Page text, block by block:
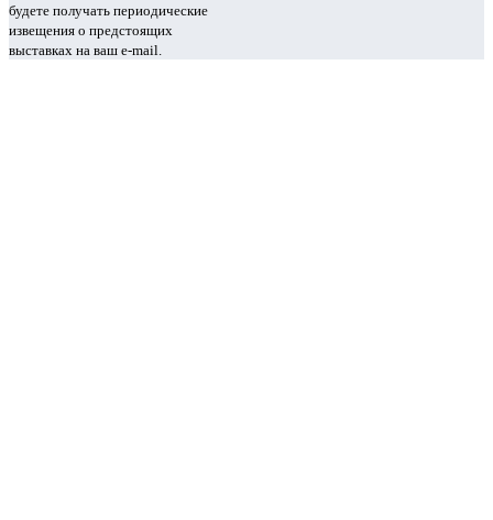
будете получать периодические
извещения о предстоящих
выставках на ваш e-mail.